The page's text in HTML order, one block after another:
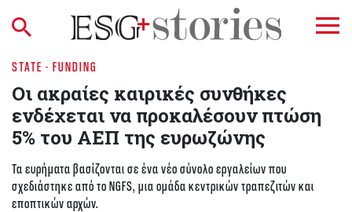
STATE - FUNDING
Οι ακραίες καιρικές συνθήκες
ενδέχεται να προκαλέσουν πτώση
5% του ΑΕΠ της ευρωζώνης
Τα ευρήματα βασίζονται σε ένα νέο σύνολο εργαλείων που
σχεδιάστηκε από το NGFS, μια ομάδα κεντρικών τραπεζιτών και
εποπτικών αρχών.